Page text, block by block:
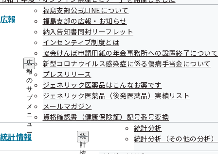
広報
広
報
の
サ
ブ
メ
ニ
ュ
ー
福島支部公式LINEについて
福島支部の広報・お知らせ
納入告知書同封リーフレット
インセンティブ制度とは
協会けんぽ申請用紙の年金事務所への設置終了について
新型コロナウイルス感染症に係る傷病手当金について
プレスリリース
ジェネリック医薬品はこんなお薬です
ジェネリック医薬品（後発医薬品）実績リスト
メールマガジン
資格確認書（健康保険証）記号番号変換
統計情報
統
計
統計分析
統計分析（その他の分析）
令和５年度認定事業所
令和５年度認定事業所さま
認定・表彰された事業所様におかれましては、今後ますます
のご活躍を祈念申し上げます。